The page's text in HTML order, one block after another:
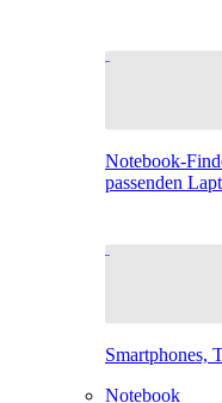
Notebook-
passenden
Smartphones,
Notebook